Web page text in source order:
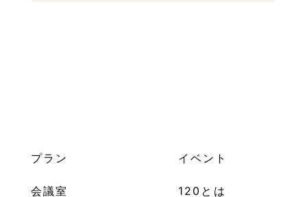
プラン
会議室 120とは
イベント